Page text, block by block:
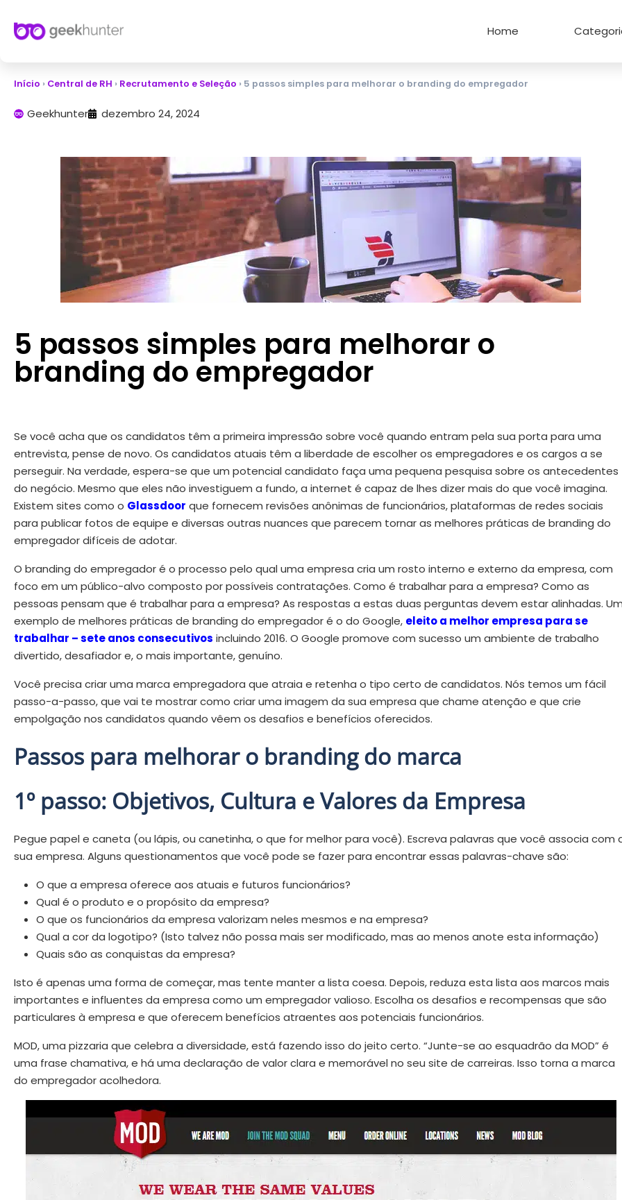
Home
Início › Central de RH › Recrutamento e Seleção › 5 passos simples para melhorar o branding do empregador
Geekhunter dezembro 24, 2024
5 passos simples para melhorar o
branding do empregador
Se você acha que os candidatos têm a primeira impressão sobre você quando entram pela sua porta para uma
entrevista, pense de novo. Os candidatos atuais têm a liberdade de escolher os empregadores e os cargos a se
perseguir. Na verdade, espera-se que um potencial candidato faça uma pequena pesquisa sobre os antecedentes
do negócio. Mesmo que eles não investiguem a fundo, a internet é capaz de lhes dizer mais do que você imagina.
Existem sites como o Glassdoor que fornecem revisões anônimas de funcionários, plataformas de redes sociais
para publicar fotos de equipe e diversas outras nuances que parecem tornar as melhores práticas de branding do
empregador difíceis de adotar.
O branding do empregador é o processo pelo qual uma empresa cria um rosto interno e externo da empresa, com
foco em um público-alvo composto por possíveis contratações. Como é trabalhar para a empresa? Como as
pessoas pensam que é trabalhar para a empresa? As respostas a estas duas perguntas devem estar alinhadas.
exemplo de melhores práticas de branding do empregador é o do Google, eleito a melhor empresa para se
trabalhar – sete anos consecutivos incluindo 2016. O Google promove com sucesso um ambiente de trabalho
divertido, desafiador e, o mais importante, genuíno.
Você precisa criar uma marca empregadora que atraia e retenha o tipo certo de candidatos. Nós temos um fácil
passo-a-passo, que vai te mostrar como criar uma imagem da sua empresa que chame atenção e que crie
empolgação nos candidatos quando vêem os desafios e benefícios oferecidos.
Passos para melhorar o branding do marca
1º passo: Objetivos, Cultura e Valores da Empresa
Pegue papel e caneta (ou lápis, ou canetinha, o que for melhor para você). Escreva palavras que você associa com
sua empresa. Alguns questionamentos que você pode se fazer para encontrar essas palavras-chave são:
O que a empresa oferece aos atuais e futuros funcionários?
Qual é o produto e o propósito da empresa?
O que os funcionários da empresa valorizam neles mesmos e na empresa?
Qual a cor da logotipo? (Isto talvez não possa mais ser modificado, mas ao menos anote esta informação)
Quais são as conquistas da empresa?
Isto é apenas uma forma de começar, mas tente manter a lista coesa. Depois, reduza esta lista aos marcos mais
importantes e influentes da empresa como um empregador valioso. Escolha os desafios e recompensas que são
particulares à empresa e que oferecem benefícios atraentes aos potenciais funcionários.
MOD, uma pizzaria que celebra a diversidade, está fazendo isso do jeito certo. “Junte-se ao esquadrão da MOD” é
uma frase chamativa, e há uma declaração de valor clara e memorável no seu site de carreiras. Isso torna a marca
do empregador acolhedora.